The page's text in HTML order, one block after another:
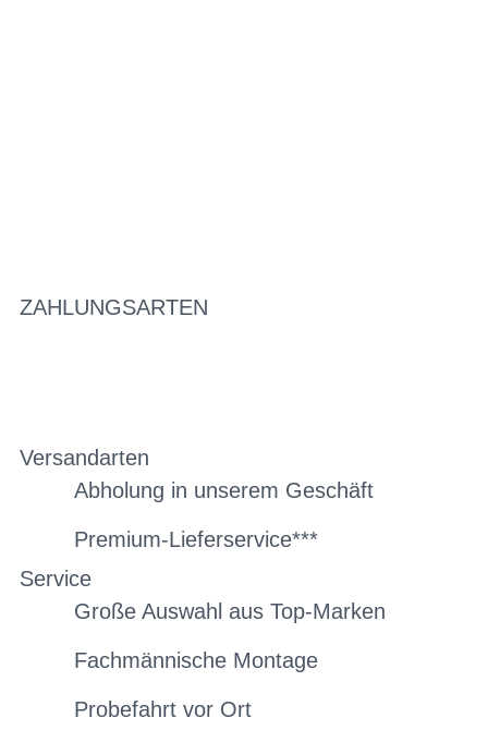
ZAHLUNGSARTEN
Versandarten
Abholung in unserem Geschäft
Premium-Lieferservice***
Service
Große Auswahl aus Top-Marken
Fachmännische Montage
Probefahrt vor Ort